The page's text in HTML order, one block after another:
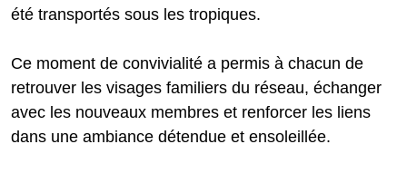
été transportés sous les tropiques.
Ce moment de convivialité a permis à chacun de
retrouver les visages familiers du réseau, échanger
avec les nouveaux membres et renforcer les liens
dans une ambiance détendue et ensoleillée.